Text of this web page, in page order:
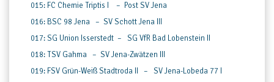
015: FC Chemie Triptis I – Post SV Jena
016: BSC 98 Jena – SV Schott Jena III
017: SG Union Isserstedt – SG VfR Bad Lobenstein II
018: TSV Gahma – SV Jena-Zwätzen III
019: FSV Grün-Weiß Stadtroda II – SV Jena-Lobeda 77 I